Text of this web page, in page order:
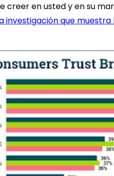
creer en usted y en su
investigación que